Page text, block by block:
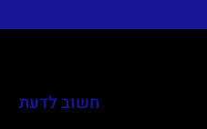
חשוב לדעת